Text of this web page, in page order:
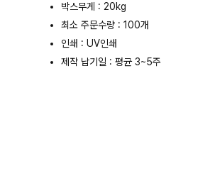
박스무게 : 20kg
최소 주문수량 : 100개
인쇄 : UV인쇄
제작 납기일 : 평균 3~5주